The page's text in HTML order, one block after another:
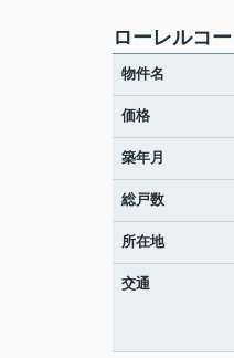
ローレルコ
物件名
価格
築年月
総戸数
所在地
交通